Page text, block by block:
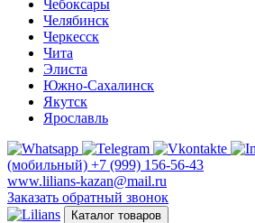
Чебоксары
Челябинск
Черкесск
Чита
Элиста
Южно-Сахалинск
Якутск
Ярославль
(мобильный) +7 (999) 156-56-43
www.lilians-kazan@mail.ru
Заказать обратный звонок
Каталог товаров